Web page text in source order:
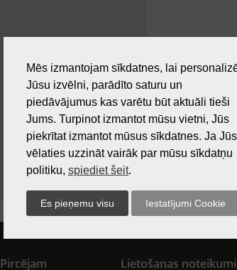
Pircējam Lietošanas noteikumi
Mēs izmantojam sīkdatnes, lai
Jūsu izvēlni, parādīto saturu un
piedāvājumus kas varētu būt aktuāli tieši
Jums. Turpinot izmantot mūsu vietni, Jūs
piekrītat izmantot mūsus sīkdatnes. Ja Jūs
vēlaties uzzināt vairāk par mūsu sīkdatņu
politiku, spiediet šeit.